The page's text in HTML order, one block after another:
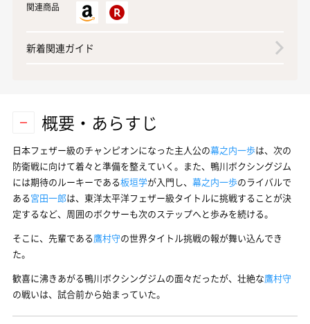
関連商品
新着関連ガイド
概要・あらすじ
日本フェザー級のチャンピオンになった主人公の幕之内一歩は、次の
防衛戦に向けて着々と準備を整えていく。また、鴨川ボクシングジム
には期待のルーキーである板垣学が入門し、 幕之内一歩のライバルで
ある宮田一郎は、東洋太平洋フェザー級タイトルに挑戦することが決
定するなど、周囲のボクサーも次のステップへと歩みを続ける。
そこに、先輩である鷹村守の世界タイトル挑戦の報が舞い込んでき
た。
歓喜に沸きあがる鴨川ボクシングジムの面々だったが、壮絶な鷹村守
の戦いは、試合前から始まっていた。